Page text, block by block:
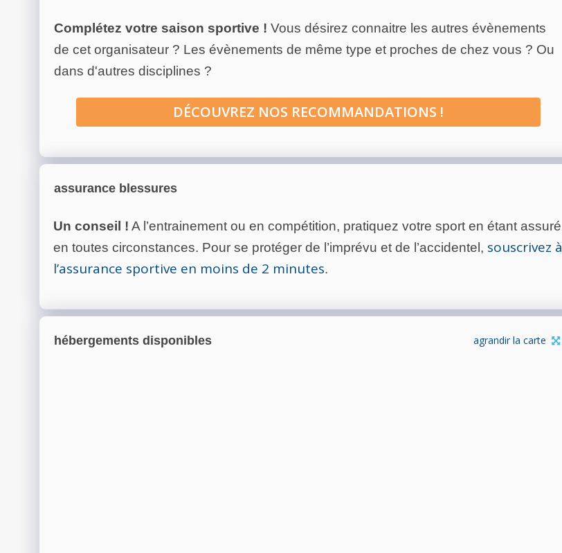
Complétez votre saison sportive ! Vous désirez connaitre les autres évènements
de cet organisateur ? Les évènements de même type et proches de chez vous ? Ou
dans d'autres disciplines ?
DÉCOUVREZ NOS RECOMMANDATIONS !
assurance blessures
Un conseil ! A l’entrainement ou en compétition, pratiquez votre sport en étant assuré
en toutes circonstances. Pour se protéger de l’imprévu et de l’accidentel, souscrivez à
l’assurance sportive en moins de 2 minutes.
hébergements disponibles agrandir la carte